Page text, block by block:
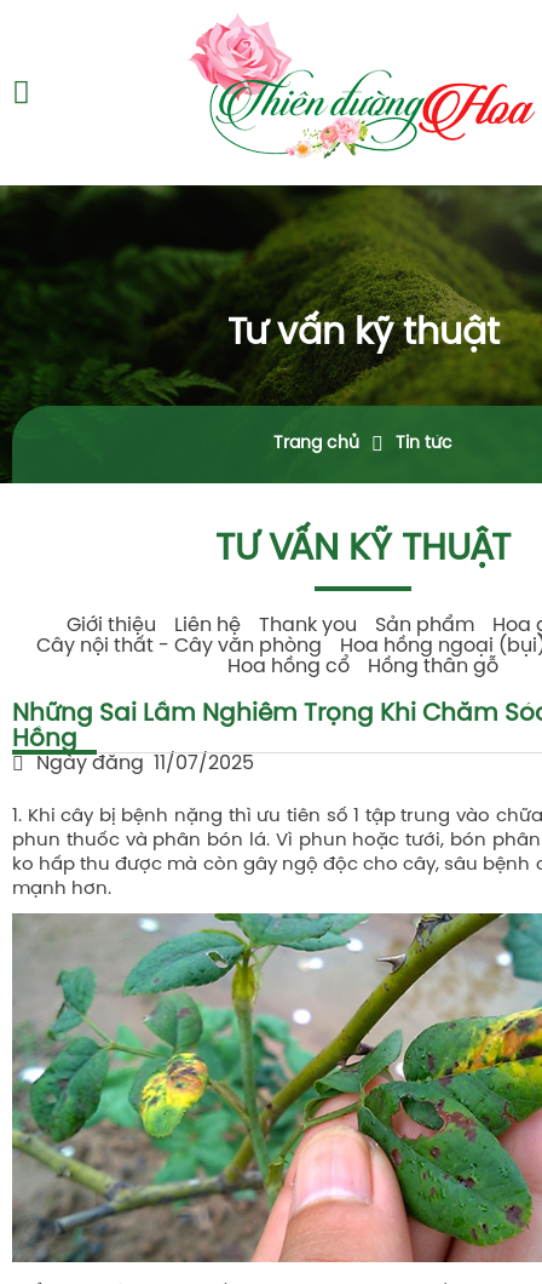
Tư vấn kỹ thuật
Trang chủ Tin tức
TƯ VẤN KỸ THUẬT
Giới thiệu Liên hệ Thank you Sản phẩm
Hoa
Cây nội thất - Cây văn phòng
Hoa hồng ngoại
Hoa hồng cổ
Hồng thân gỗ
Những Sai Lầm Nghiêm Trọng Khi Chăm
Hồng
Ngày đăng 11/07/2025
1. Khi cây bị bệnh nặng thì ưu tiên số 1 tập trung vào
phun thuốc và phân bón lá. Vì phun hoặc tưới, bón
ko hấp thu được mà còn gây ngộ độc cho cây, sâu bệnh
mạnh hơn.